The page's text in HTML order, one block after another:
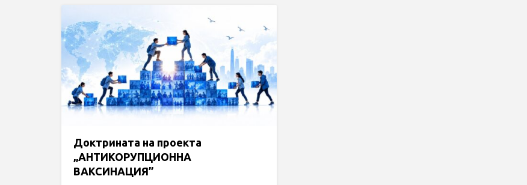
Доктрината на проекта
„АНТИКОРУПЦИОННА
ВАКСИНАЦИЯ”